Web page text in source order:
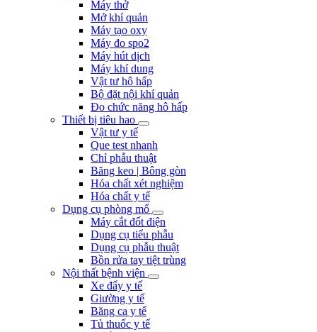
Máy thở
Mở khí quản
Máy tạo oxy
Máy đo spo2
Máy hút dịch
Máy khí dung
Vật tư hô hấp
Bộ đặt nội khí quản
Đo chức năng hô hấp
Thiết bị tiêu hao
Vật tư y tế
Que test nhanh
Chỉ phẫu thuật
Băng keo | Bông gòn
Hóa chất xét nghiệm
Hóa chất y tế
Dụng cụ phòng mổ
Máy cắt đốt điện
Dụng cụ tiểu phẫu
Dụng cụ phẫu thuật
Bồn rửa tay tiệt trùng
Nội thất bệnh viện
Xe đẩy y tế
Giường y tế
Băng ca y tế
Tủ thuốc y tế